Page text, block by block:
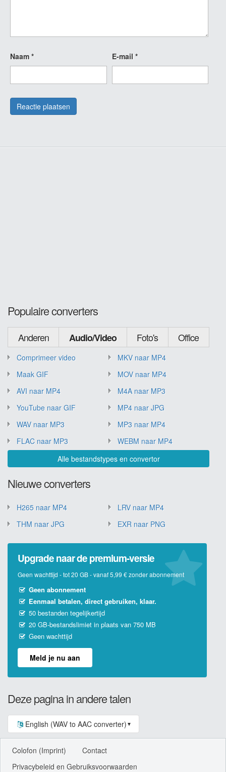
Naam * E-mail *
Populaire converters
Anderen Audio/Video Foto's Office
Comprimeer video
MKV naar MP4
Maak GIF
MOV naar MP4
AVI naar MP4
M4A naar MP3
YouTube naar GIF
MP4 naar JPG
WAV naar MP3
MP3 naar MP4
FLAC naar MP3
WEBM naar MP4
Alle bestandstypes en convertor
Nieuwe converters
H265 naar MP4
LRV naar MP4
THM naar JPG
EXR naar PNG
Upgrade naar de premium-versie
Geen wachttijd - tot 20 GB - vanaf 5,99 € zonder abonnement
Geen abonnement
Eenmaal betalen, direct gebruiken, klaar.
50 bestanden tegelijkertijd
20 GB-bestandslimiet in plaats van 750 MB
Geen wachttijd
Meld je nu aan
Deze pagina in andere talen
English (WAV to AAC converter) ▼
Colofon (Imprint)
Contact
Privacybeleid en Gebruiksvoorwaarden